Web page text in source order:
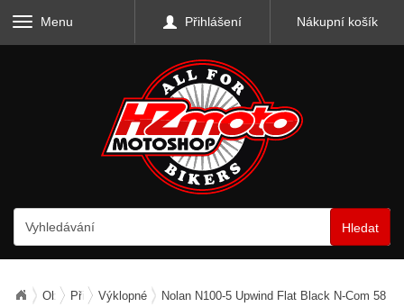
Menu Přihlášení Nákupní košík
Hledat
OblečeníPřilbyVýklopné Nolan N100-5 Upwind Flat Black N-Com 58